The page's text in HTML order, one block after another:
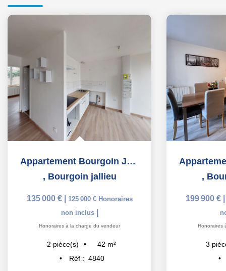
Appartement Bourgoin Jallieu pour INVESTISSEURS
, Bourgoin jallieu
135 000 € 125 000 € Honoraires
non inclus
Honoraires à la charge du vendeur
2 pièce(s) 42 m²
Réf : 4840
,
199 900 €
Honoraires
3